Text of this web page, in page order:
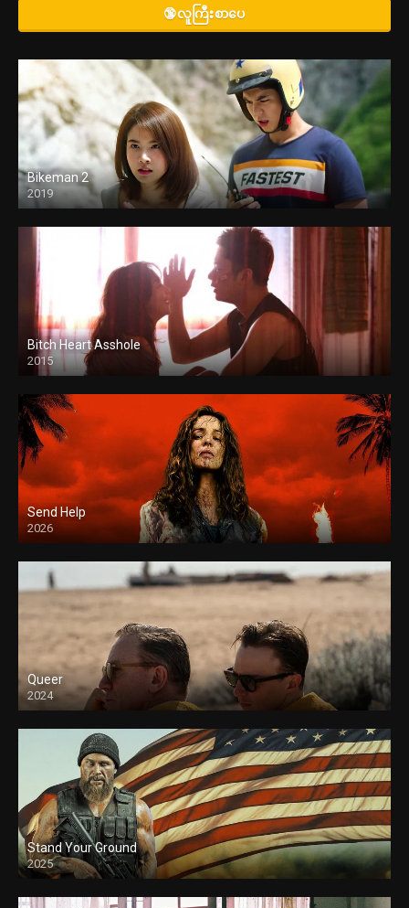
🔞လူကြီးစာပေ
Bikeman 2
2019
Bitch Heart Asshole
2015
Send Help
2026
Queer
2024
Stand Your Ground
2025